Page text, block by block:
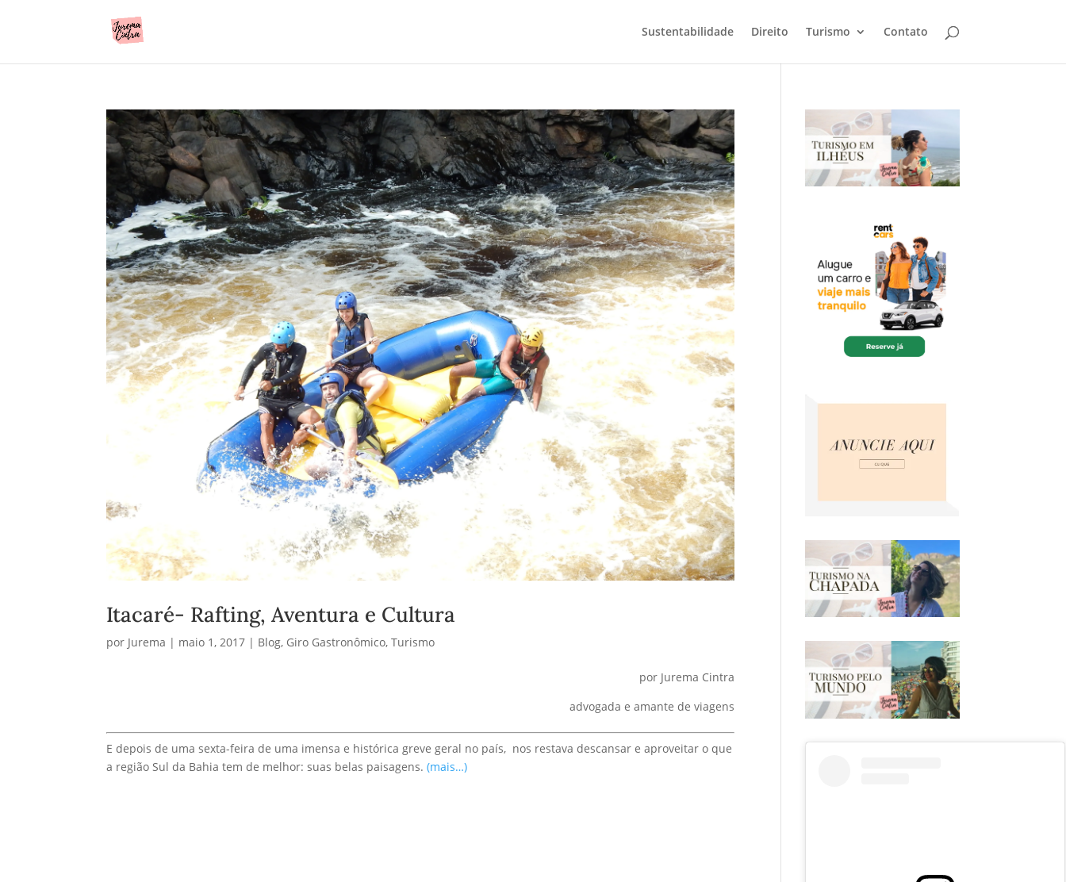
Sustentabilidade Direito Turismo Contato
Itacaré- Rafting, Aventura e Cultura
por Jurema | maio 1, 2017 | Blog, Giro Gastronômico,Turismo
por Jurema Cintra
advogada e amante de viagens
E depois de uma sexta-feira de uma imensa e histórica greve geral no país, nos restava descansar e aproveitar o que
a região Sul da Bahia tem de melhor: suas belas paisagens.(mais…)